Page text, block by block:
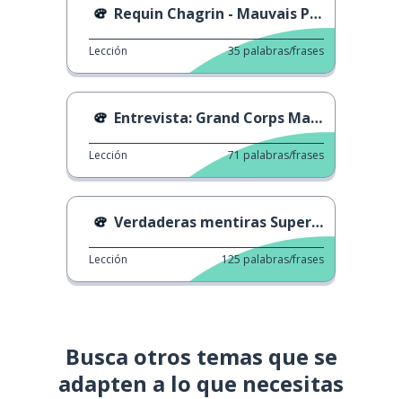
Requin Chagrin - Mauvais Présage
Lección 35 palabras/frases
Entrevista: Grand Corps Malade
Lección 71 palabras/frases
Verdaderas mentiras Superman
Lección 125 palabras/frases
Busca otros temas que se
adapten a lo que necesitas